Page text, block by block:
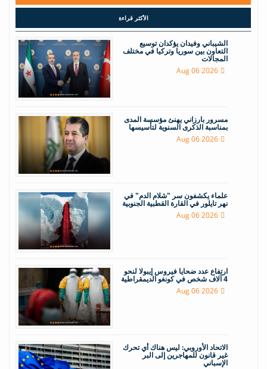
الأكثر قراءة
الشيباني وفيدان يؤكدان توسيع
التعاون بين سوريا وتركيا في مختلف
المجالات
Aug 06 2026
مسرور بارزاني يهنئ مؤسسة المدى
بمناسبة الذكرى السنوية لتأسيسها
Aug 06 2026
علماء يكشفون سر "شلام الدم" في
نهر تايلور في القارة القطبية الجنوبية
Aug 06 2026
ارتفاع عدد ضحايا فيروس إيبولا لنحو
4 آلاف شخص في كونغو الديمقراطية
Aug 06 2026
الاتحاد الأوروبي: ليس هناك أي تحرك
غير قانون للمهاجرين إلى البر
الإسباني